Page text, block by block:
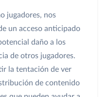
jugadores, nos
un acceso anticipado
daño a los
de otros jugadores.
la tentación de ver
de contenido